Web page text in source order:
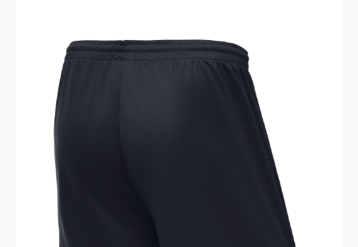
Опт 4
сумма всех заказов за 6 месяцев -
30.000 рублей.
Опт 3
- сумма всех заказов за 6 месяцев
Опт 2
- сумма всех заказов за 6 месяцев
Опт 1
сумма всех заказов за 6 месяцев -